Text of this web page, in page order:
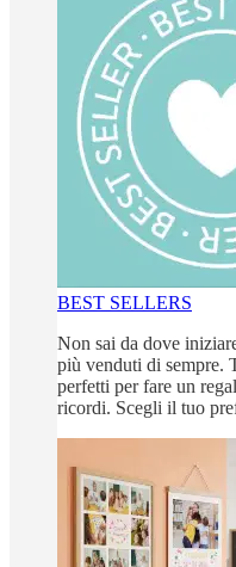
BEST SELLERS
Non sai da dove
più venduti di sempre.
perfetti per fare un
ricordi. Scegli il tuo